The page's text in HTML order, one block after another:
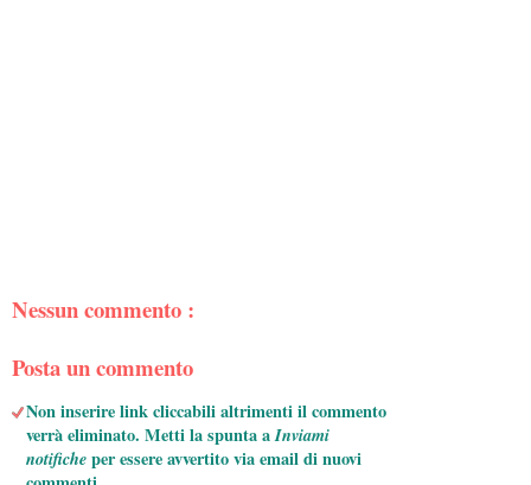
Nessun commento :
Posta un commento
Non inserire link cliccabili altrimenti il commento
verrà eliminato. Metti la spunta aInviami
notificheper essere avvertito via email di nuovi